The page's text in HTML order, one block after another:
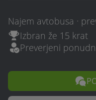
Najem avtobusa ·
Izbran že 15 krat
Preverjeni